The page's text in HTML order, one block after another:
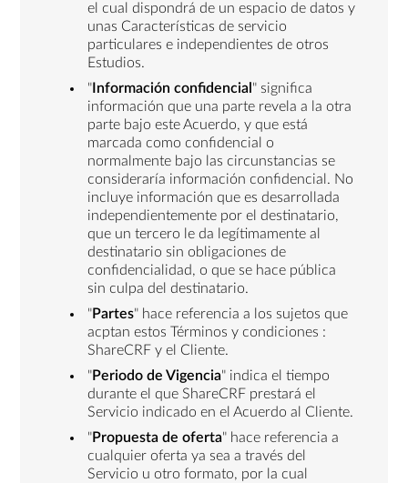
el cual dispondrá de un espacio de datos y
unas Características de servicio
particulares e independientes de otros
Estudios.
" Información confidencial " significa
información que una parte revela a la otra
parte bajo este Acuerdo, y que está
marcada como confidencial o
normalmente bajo las circunstancias se
consideraría información confidencial. No
incluye información que es desarrollada
independientemente por el destinatario,
que un tercero le da legítimamente al
destinatario sin obligaciones de
confidencialidad, o que se hace pública
sin culpa del destinatario.
"Partes" hace referencia a los sujetos que
acptan estos Términos y condiciones :
ShareCRF y el Cliente.
"Periodo de Vigencia" indica el tiempo
durante el que ShareCRF prestará el
Servicio indicado en el Acuerdo al Cliente.
"Propuesta de oferta" hace referencia a
cualquier oferta ya sea a través del
Servicio u otro formato, por la cual